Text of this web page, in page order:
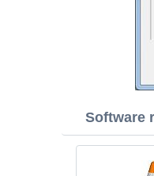
Software